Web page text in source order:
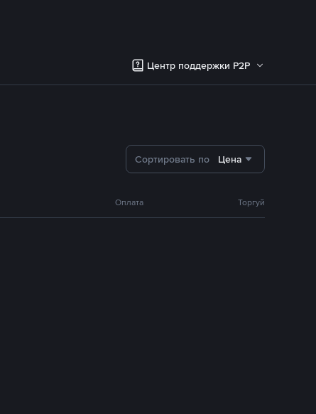
Центр поддержки P2P
Сортировать по Цена
Оплата Торгуй